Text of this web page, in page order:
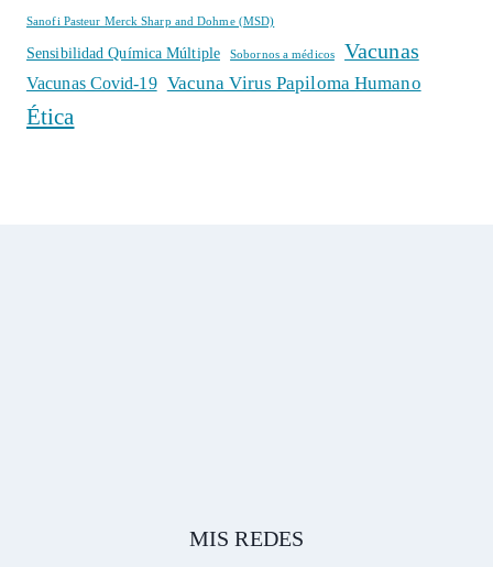
Sanofi Pasteur Merck Sharp and Dohme (MSD)
Sensibilidad Química Múltiple Sobornos a médicos Vacunas
Vacunas Covid-19 Vacuna Virus Papiloma Humano
Ética
MIS REDES